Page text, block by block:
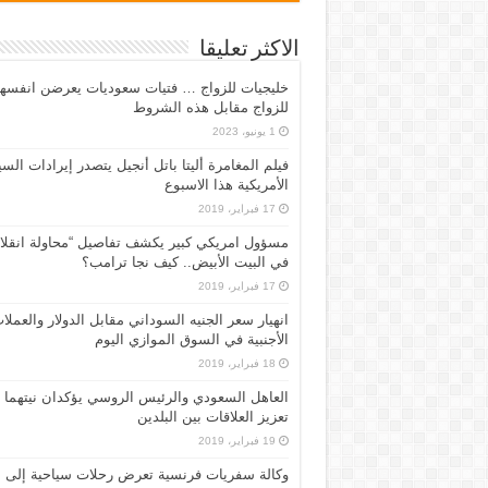
الاكثر تعليقا
خليجيات للزواج … فتيات سعوديات يعرضن
للزواج مقابل هذه الشروط
1 يونيو، 2023
فيلم المغامرة أليتا‭ ‬باتل أنجيل يتصدر إيرادات
الأمريكية هذا الاسبوع
17 فبراير، 2019
مسؤول امريكي كبير يكشف تفاصيل “محاولة
في البيت الأبيض.. كيف نجا ترامب؟
17 فبراير، 2019
انهيار سعر الجنيه السوداني مقابل الدولار
الأجنبية في السوق الموازي اليوم
18 فبراير، 2019
العاهل السعودي والرئيس الروسي يؤكدان نيتهما
تعزيز العلاقات بين البلدين
19 فبراير، 2019
وكالة سفريات فرنسية تعرض رحلات سياحية إلى